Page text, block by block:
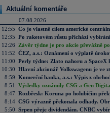
Aktuální komentáře
07.08.2026
12:55 Co je vlastně cílem americké
12:35 Po raketovém růstu přichází
12:26
Závěr týdne je pro akcie převážně
11:52 ČEZ, a.s.: Oznámení o výplatě
11:00 Perly týdne: Zlato nahoru a SpaceX
10:30 Hlavní akcionář Volkswagenu je ve
8:59 Komerční banka, a.s.: Výpis z
8:51
Výsledky oznámily CSG a Gen
8:47 Rozbřesk: Koruna po holubičím
8:14 CSG výrazně překonala odhady.
5:50 Srpen přeje dividendám. CNBC